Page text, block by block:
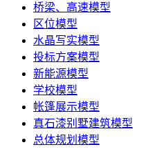
桥梁、高速模型
区位模型
水晶写实模型
投标方案模型
新能源模型
学校模型
帐篷展示模型
真石漆别墅建筑模型
总体规划模型